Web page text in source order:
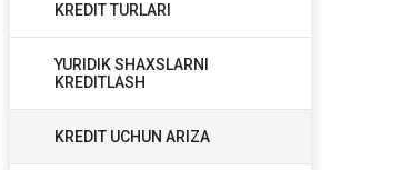
KREDIT TURLARI
YURIDIK SHAXSLARNI
KREDITLASH
KREDIT UCHUN ARIZA